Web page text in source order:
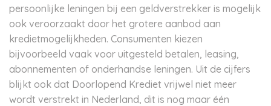
persoonlijke leningen bij een geldverstrekker is mogelijk
ook veroorzaakt door het grotere aanbod aan
kredietmogelijkheden. Consumenten kiezen
bijvoorbeeld vaak voor uitgesteld betalen, leasing,
abonnementen of onderhandse leningen. Uit de cijfers
blijkt ook dat Doorlopend Krediet vrijwel niet meer
wordt verstrekt in Nederland, dit is nog maar één